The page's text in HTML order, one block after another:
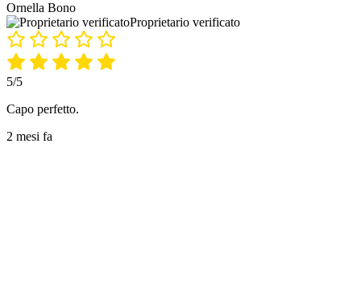
Ornella Bono
Proprietario verificato
5/5
Capo perfetto.
2 mesi fa